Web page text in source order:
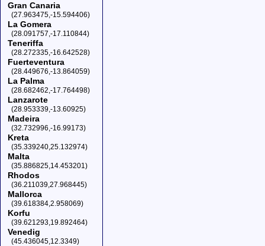
Gran Canaria
(27.963475,-15.594406)
La Gomera
(28.091757,-17.110844)
Teneriffa
(28.272335,-16.642528)
Fuerteventura
(28.449676,-13.864059)
La Palma
(28.682462,-17.764498)
Lanzarote
(28.953339,-13.60925)
Madeira
(32.732996,-16.99173)
Kreta
(35.339240,25.132974)
Malta
(35.886825,14.453201)
Rhodos
(36.211039,27.968445)
Mallorca
(39.618384,2.958069)
Korfu
(39.621293,19.892464)
Venedig
(45.436045,12.3349)